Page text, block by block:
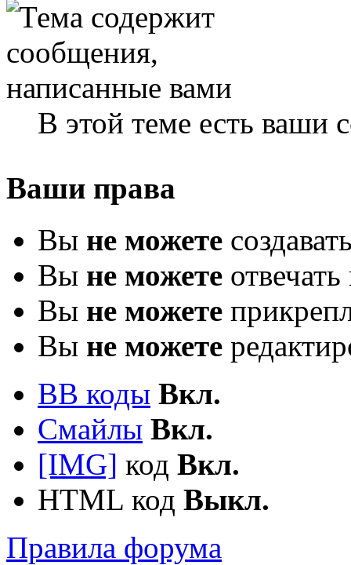
В этой теме есть ваши
Ваши права
Вы не можете
Вы не можете
Вы не можете
Вы не можете
BB коды Вкл.
Смайлы Вкл.
[IMG] код Вкл.
HTML код Выкл.
Правила форума